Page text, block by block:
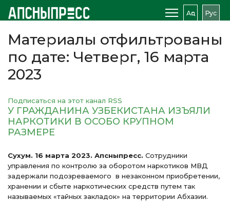
Аԥс Рус
Материалы отфильтрованы
по дате: Четверг, 16 марта
2023
Подписаться на этот канал RSS
У ГРАЖДАНИНА УЗБЕКИСТАНА ИЗЪЯЛИ
НАРКОТИКИ В ОСОБО КРУПНОМ
РАЗМЕРЕ
Сухум. 16 марта 2023. Апсныпресс. Сотрудники
управления по контролю за оборотом наркотиков МВД
задержали подозреваемого в незаконном приобретении,
хранении и сбыте наркотических средств путем так
называемых «тайных закладок» на территории Абхазии.